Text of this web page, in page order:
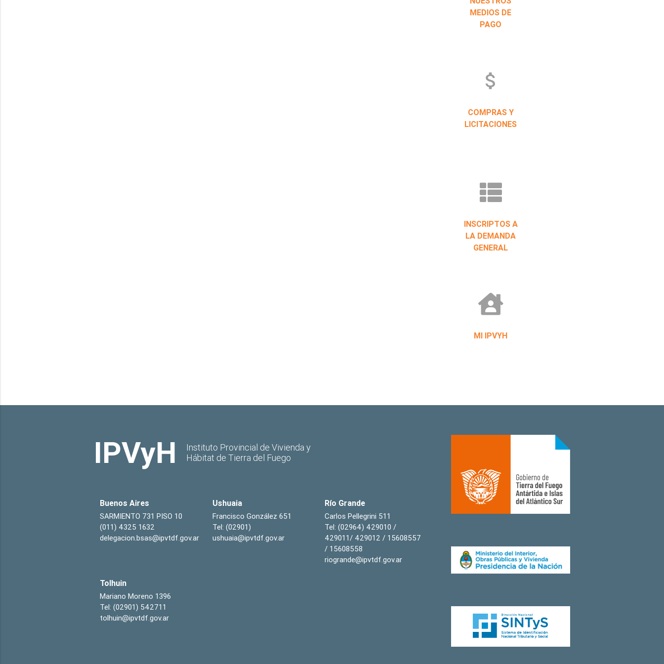
MEDIOS DE
PAGO
attach_money
COMPRAS Y
LICITACIONES
INSCRIPTOS A
LA DEMANDA
GENERAL
MI IPVYH
IPVyH
Instituto Provincial de Vivienda y
Hábitat de Tierra del Fuego
Buenos Aires
SARMIENTO 731 PISO 10
(011) 4325 1632
delegacion.bsas@ipvtdf.gov.ar
Ushuaia
Francisco González 651
Tel: (02901)
ushuaia@ipvtdf.gov.ar
Río Grande
Carlos Pellegrini 511
Tel: (02964) 429010 /
429011/ 429012 / 15608557
/ 15608558
riogrande@ipvtdf.gov.ar
Tolhuin
Mariano Moreno 1396
Tel: (02901) 542711
tolhuin@ipvtdf.gov.ar